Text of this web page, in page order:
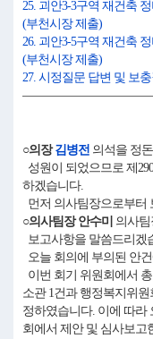
25. 괴안3-3구역 재건축
(부천시장 제출)
26. 괴안3-5구역 재건축
(부천시장 제출)
27. 시정질문 답변 및 보
○의장김병전 의석을 정
성원이 되었으므로 제
하겠습니다.
먼저 의사팀장으로부터
○의사팀장 안수미 의사
보고사항을 말씀드리겠
오늘 회의에 부의된 안
이번 회기 위원회에서
소관 1건과 행정복지위
정하였습니다. 이에 따라
회에서 제안 및 심사보고